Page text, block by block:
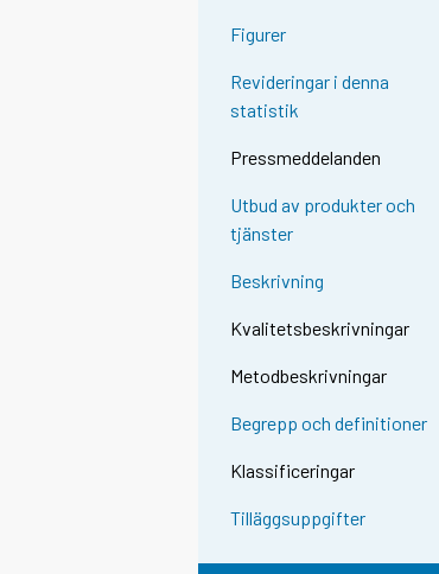
Figurer
Revideringar i denna
statistik
Pressmeddelanden
Utbud av produkter och
tjänster
Beskrivning
Kvalitetsbeskrivningar
Metodbeskrivningar
Begrepp och definitioner
Klassificeringar
Tilläggsuppgifter